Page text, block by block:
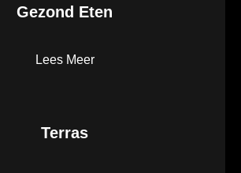
Terras
Gezond Eten
Lees Meer